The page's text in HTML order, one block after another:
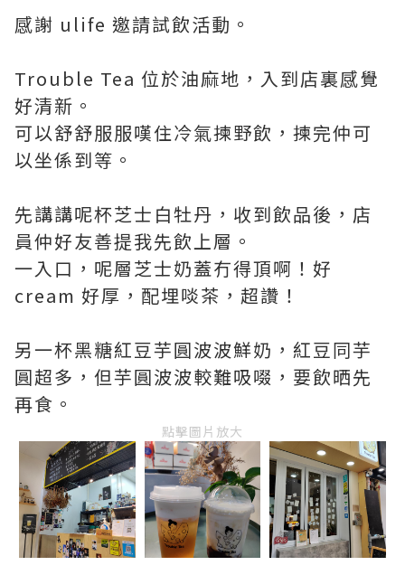
感謝 ulife 邀請試飲活動。
Trouble Tea 位於油麻地，入到店裏感覺
好清新。
可以舒舒服服嘆住冷氣揀野飲，揀完仲可
以坐係到等。
先講講呢杯芝士白牡丹，收到飲品後，店
員仲好友善提我先飲上層。
一入口，呢層芝士奶蓋冇得頂啊！好
cream 好厚，配埋啖茶，超讚！
另一杯黑糖紅豆芋圓波波鮮奶，紅豆同芋
圓超多，但芋圓波波較難吸啜，要飲晒先
再食。
點擊圖片放大